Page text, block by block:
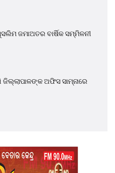
ଜମାଅତର ବାର୍ଷିକ ସମ୍ମିଳନୀ
ଅଫିସ ସାମ୍ନାରେ